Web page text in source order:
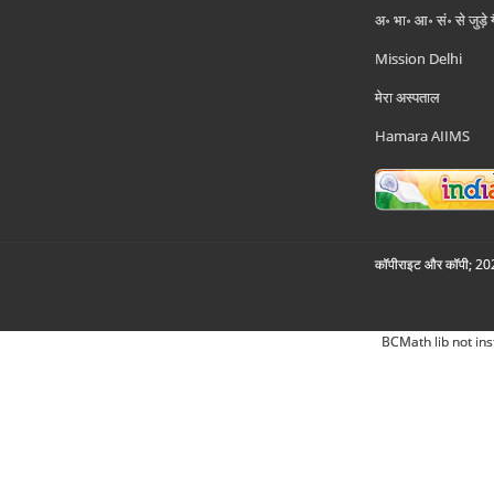
अ॰ भा॰ आ॰ सं॰ से जुड़े
Mission Delhi
मेरा अस्पताल
Hamara AIIMS
कॉपीराइट और कॉपी;
BCMath lib not